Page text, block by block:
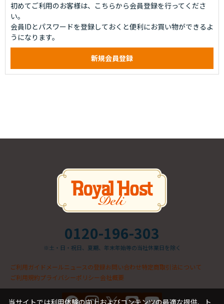
初めてご利用のお客様は、こちらから会員登録を行ってくださ
い。
会員IDとパスワードを登録しておくと便利にお買い物ができるよ
うになります。
0120-196-303
※土・日・祝日、夏期、年末年始等の当社休業日を除く
ご利用ガイド メールニュースの登録お問い合わせ特定商取引法について
ご利用規約プライバシーポリシー会社概要